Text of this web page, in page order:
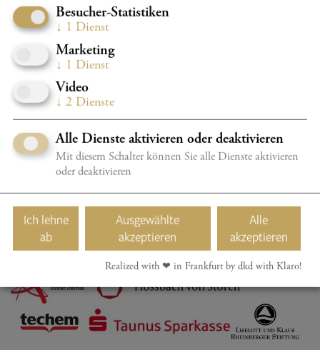
Lebensenttäuschungen kompensierte – und vieles mehr!
19.00 Uhr, Casals Forum, Großer Saal
KONZERTEINFÜHRUNG K20
Was die Musik mit Ihnen macht!
Mit Prof. Stefan Kölsch
Änderungen vorbehalten.
FÖRDERER
Besucher-Statistiken
↓ 1 Dienst
Marketing
↓ 1 Dienst
Video
↓ 2 Dienste
Alle Dienste aktivieren oder deaktivieren
Mit diesem Schalter können Sie alle Dienste aktivieren
oder deaktivieren
Ich lehne
ab
Ausgewählte
akzeptieren
Alle
akzeptieren
Realized with ❤︎ in Frankfurt by dkd with Klaro!